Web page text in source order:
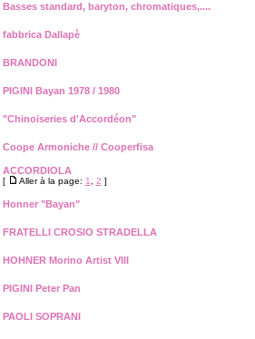
Basses standard, baryton, chromatiques,....
fabbrica Dallapè
BRANDONI
PIGINI Bayan 1978 / 1980
"Chinoiseries d'Accordéon"
Coope Armoniche // Cooperfisa
ACCORDIOLA
[ Aller à la page: 1 2 ]
Honner "Bayan"
FRATELLI CROSIO STRADELLA
HOHNER Morino Artist VIII
PIGINI Peter Pan
PAOLI SOPRANI